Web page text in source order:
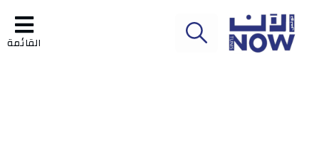
القائمة